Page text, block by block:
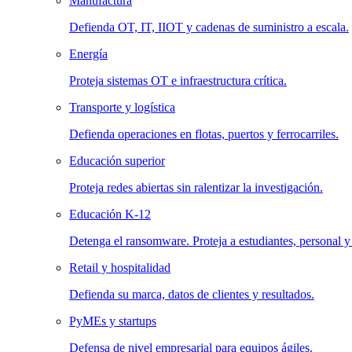
Defienda OT, IT, IIOT y cadenas de suministro a escala.
Energía
Proteja sistemas OT e infraestructura crítica.
Transporte y logística
Defienda operaciones en flotas, puertos y ferrocarriles.
Educación superior
Proteja redes abiertas sin ralentizar la investigación.
Educación K-12
Detenga el ransomware. Proteja a estudiantes, personal y
Retail y hospitalidad
Defienda su marca, datos de clientes y resultados.
PyMEs y startups
Defensa de nivel empresarial para equipos ágiles.